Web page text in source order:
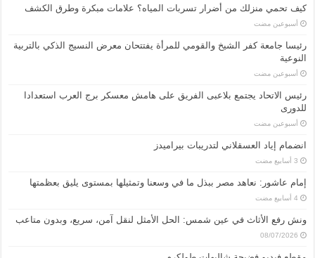
كيف تحمي منزلك من أضرار تسربات المياه؟ علامات مبكرة وطرق الكشف
‏أسبوعين مضت
رئيسا جامعة كفر الشيخ والقومي للمرأة يفتتحان معرض النسيج الذكي بالتربية
النوعية
‏أسبوعين مضت
رئيس الاتحاد يجتمع بلاعبى الفريق على هامش معسكر برج العرب استعدادا
للدورى
‏أسبوعين مضت
انضمام إياد العسقلاني لتدريبات بيراميدز
إمام عاشور: نعاهد مصر ببذل ما في وسعنا وتمثيلها بمستوى يليق بعظمتها
ونش رفع الأثاث في عين شمس: الحل الأمثل لنقل آمن، سريع، وبدون متاعب
08/07/2026